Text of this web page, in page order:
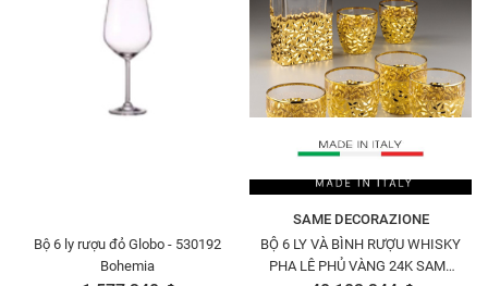
Bộ 6 ly rượu đỏ Globo - 530192
Bohemia
SAME DECORAZIONE
BỘ 6 LY VÀ BÌNH RƯỢU WHISKY
PHA LÊ PHỦ VÀNG 24K SAME